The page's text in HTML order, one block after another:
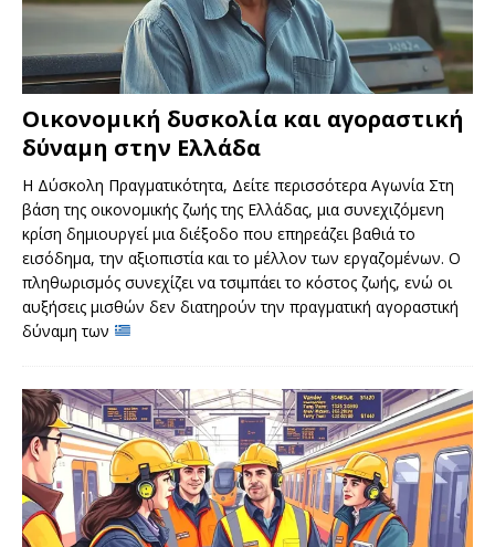
Οικονομική δυσκολία και αγοραστική
δύναμη στην Ελλάδα
Η Δύσκολη Πραγματικότητα, Δείτε περισσότερα Αγωνία Στη
βάση της οικονομικής ζωής της Ελλάδας, μια συνεχιζόμενη
κρίση δημιουργεί μια διέξοδο που επηρεάζει βαθιά το
εισόδημα, την αξιοπιστία και το μέλλον των εργαζομένων. Ο
πληθωρισμός συνεχίζει να τσιμπάει το κόστος ζωής, ενώ οι
αυξήσεις μισθών δεν διατηρούν την πραγματική αγοραστική
δύναμη των